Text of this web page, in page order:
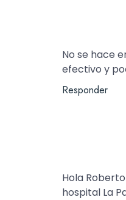
No se hace
efectivo y
Responder
Hola
hospital La